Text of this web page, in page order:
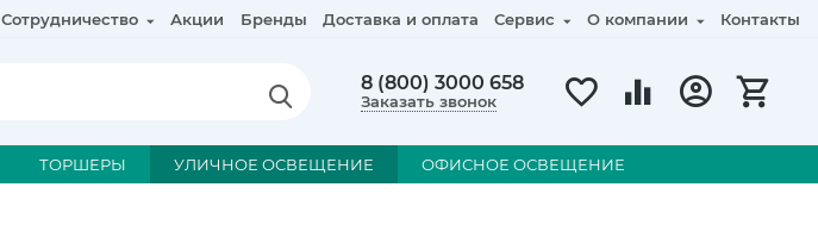
Сотрудничество Акции Бренды Доставка и оплата Сервис О компании Контакты
8 (800) 3000 658
Заказать звонок
ТОРШЕРЫ УЛИЧНОЕ ОСВЕЩЕНИЕ ОФИСНОЕ ОСВЕЩЕНИЕ